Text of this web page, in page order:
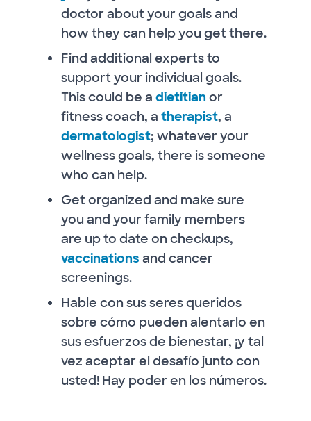
doctor about your goals and
how they can help you get there.
Find additional experts to
support your individual goals.
This could be a dietitian or
fitness coach, a therapist, a
dermatologist; whatever your
wellness goals, there is someone
who can help.
Get organized and make sure
you and your family members
are up to date on checkups,
vaccinations and cancer
screenings.
Hable con sus seres queridos
sobre cómo pueden alentarlo en
sus esfuerzos de bienestar, ¡y tal
vez aceptar el desafío junto con
usted! Hay poder en los números.